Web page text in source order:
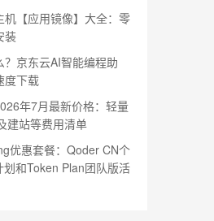
机【应用镜像】大全：零
装
京东云AI智能编程助
度下载
年7月最新价格：轻量
建站等费用清单
优惠套餐：Qoder CN个
划和Token Plan团队版活